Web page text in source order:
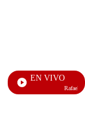
Entrada
de
EN VIVO
Rafael